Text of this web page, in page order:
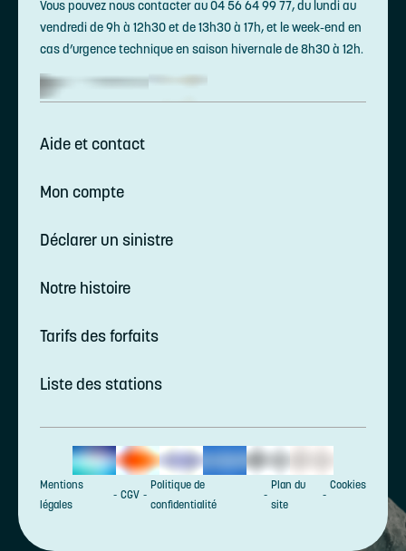
Vous pouvez nous contacter au 04 56 64 99 77, du lundi au
vendredi de 9h à 12h30 et de 13h30 à 17h, et le week-end en
cas d’urgence technique en saison hivernale de 8h30 à 12h.
Aide et contact
Mon compte
Déclarer un sinistre
Notre histoire
Tarifs des forfaits
Liste des stations
Mentions
légales
CGV
Politique de
confidentialité
Plan du
site
Cookies